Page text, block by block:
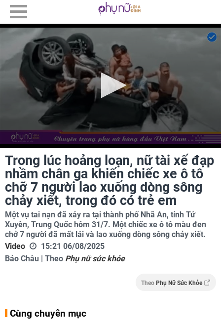
Trong lúc hoảng loạn, nữ tài xế đạp
nhầm chân ga khiến chiếc xe ô tô
chỡ 7 người lao xuống dòng sông
chảy xiết, trong đó có trẻ em
Một vụ tai nạn đã xảy ra tại thành phố Nhã An, tỉnh Tứ
Xuyên, Trung Quốc hôm 31/7. Một chiếc xe ô tô màu đen
chở 7 người đã mất lái và lao xuống dòng sông chảy xiết.
Video
15:21 06/08/2025
Bảo Châu | Theo Phụ nữ sức khỏe
Theo Phụ Nữ Sức Khỏe
Cùng chuyên mục